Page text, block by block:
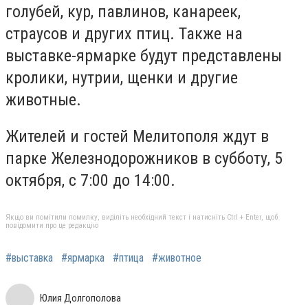
голубей, кур, павлинов, канареек,
страусов и других птиц. Также на
выставке-ярмарке будут представлены
кролики, нутрии, щенки и другие
животные.
Жителей и гостей Мелитополя ждут в
парке Железнодорожников в субботу, 5
октября, с 7:00 до 14:00.
Якщо ви помітили помилку, виділіть необхідний текст і натисніть Ctrl + Enter, щоб
повідомити про це редакцію
#выставка #ярмарка #птица #животное
Юлия Долгополова